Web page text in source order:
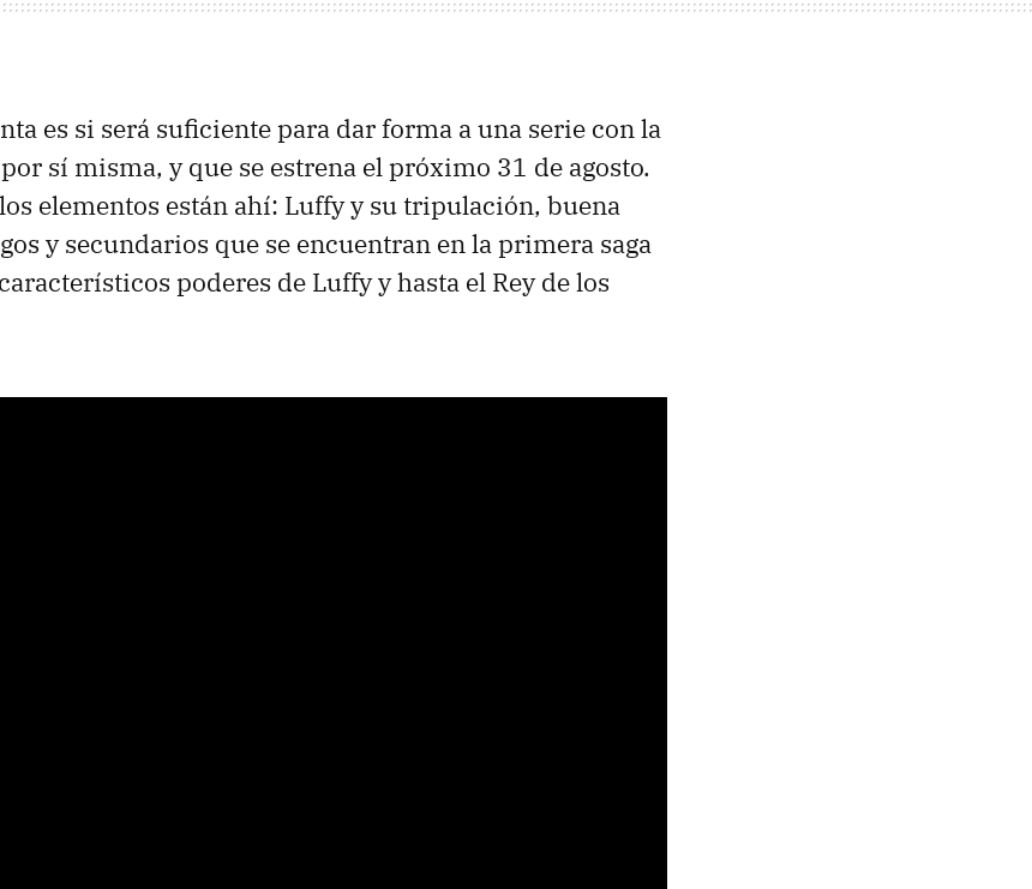
es si será suficiente para dar forma a una serie con la
sí misma, y que se estrena el próximo 31 de agosto.
elementos están ahí: Luffy y su tripulación, buena
y secundarios que se encuentran en la primera saga
poderes de Luffy y hasta el Rey de los